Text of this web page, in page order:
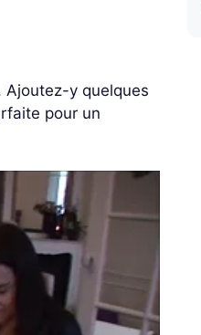
Ajoutez-y quelques
pour un